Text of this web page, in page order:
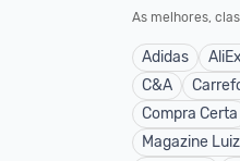
As melhores,
Adidas
C&A
Compra Certa
Magazine